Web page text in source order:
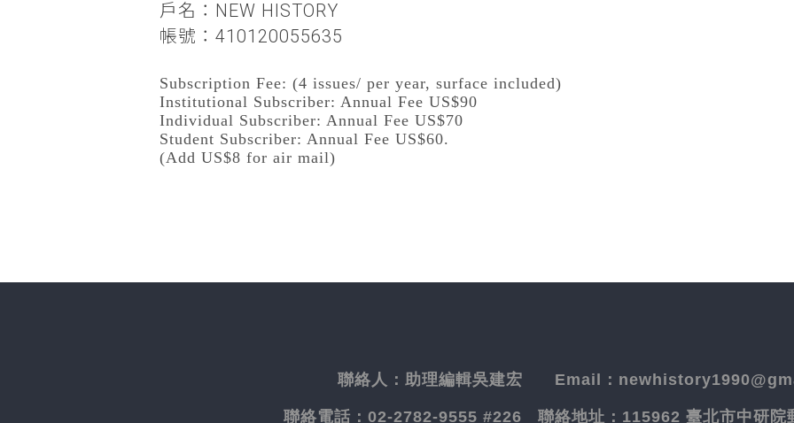
戶名：NEW HISTORY
帳號：410120055635
Subscription Fee: (4 issues/ per year, surface included)
Institutional Subscriber: Annual Fee US$90
Individual Subscriber: Annual Fee US$70
Student Subscriber: Annual Fee US$60.
(Add US$8 for air mail)
聯絡人： 助理編輯吳建宏 Email：
聯絡電話： 02-2782-9555 #226 聯絡地址： 115962 臺北市中研院